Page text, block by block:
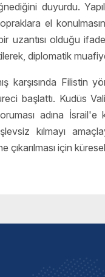
duyurdu.
el
uzantısı olduğu
diplomatik
karşısında
başlattı. Kudüs
adına İsrail'e
kılmayı
çıkarılması için